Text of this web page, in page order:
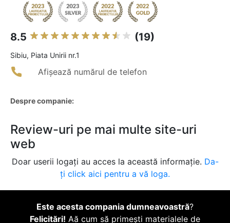
8.5 (19)
Sibiu, Piata Unirii nr.1
Afișează numărul de telefon
Despre companie:
Review-uri pe mai multe site-uri
web
Doar userii logați au acces la această informație. Da-
ți click aici pentru a vă loga.
Este acesta compania dumneavoastră?
Felicitări! Aă cum să primești materialele de